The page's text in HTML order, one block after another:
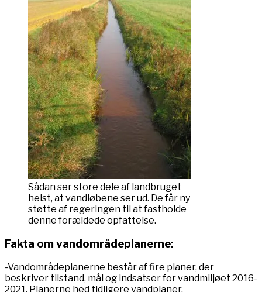
Sådan ser store dele af landbruget
helst, at vandløbene ser ud. De får ny
støtte af regeringen til at fastholde
denne forældede opfattelse.
Fakta om vandområdeplanerne:
-Vandområdeplanerne består af fire planer, der
beskriver tilstand, mål og indsatser for vandmiljøet 2016-
2021. Planerne hed tidligere vandplaner.